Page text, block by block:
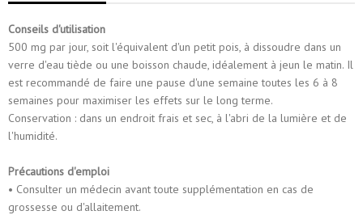
Conseils d'utilisation
500 mg par jour, soit l'équivalent d'un petit pois, à dissoudre dans un
verre d'eau tiède ou une boisson chaude, idéalement à jeun le matin. Il
est recommandé de faire une pause d'une semaine toutes les 6 à 8
semaines pour maximiser les effets sur le long terme.
Conservation : dans un endroit frais et sec, à l'abri de la lumière et de
l'humidité.
Précautions d'emploi
• Consulter un médecin avant toute supplémentation en cas de
grossesse ou d'allaitement.